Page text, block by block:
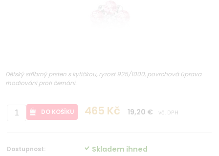
Dětský stříbrný prsten s kytičkou, ryzost 925/1000, povrchová úprava
rhodiování proti černání.
DO KOŠÍKU 465 Kč 19,20 € vč. DPH
Dostupnost: Skladem ihned